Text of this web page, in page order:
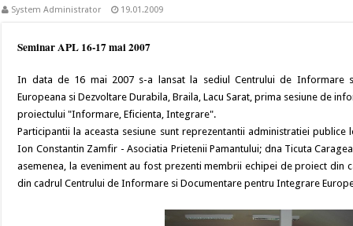
System Administrator 19.01.2009
Seminar APL 16-17 mai 2007
In data de 16 mai 2007 s-a lansat la sediul Centrului de Informare
Europeana si Dezvoltare Durabila, Braila, Lacu Sarat, prima sesiune de
proiectului "Informare, Eficienta, Integrare".
Participantii la aceasta sesiune sunt reprezentantii administratiei publice
Ion Constantin Zamfir - Asociatia Prietenii Pamantului; dna Ticuta
asemenea, la eveniment au fost prezenti membrii echipei de proiect din
din cadrul Centrului de Informare si Documentare pentru Integrare